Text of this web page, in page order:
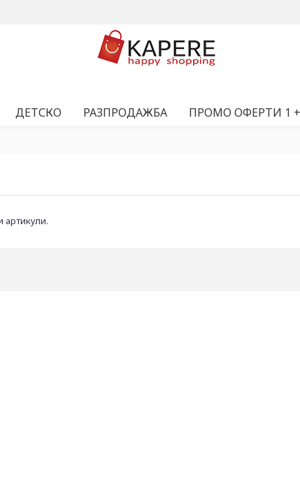
ДЕТСКО РАЗПРОДАЖБА ПРОМО ОФЕРТИ 1 +